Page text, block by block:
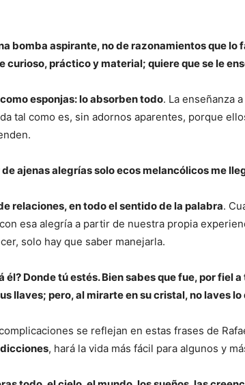
bomba aspirante, no de razonamientos que lo
curioso, práctico y material; quiere que se le
esponjas: lo absorben todo. La enseñanza
tal como es, sin adornos aparentes, porque
ajenas alegrías solo ecos melancólicos me
relaciones, en todo el sentido de la palabra.
esa alegría a partir de nuestra propia
solo hay que saber manejarla.
él? Donde tú estés. Bien sabes que fue, por fiel
llaves; pero, al mirarte en su cristal, no laves
se reflejan en estas frases de
, hará la vida más fácil para algunos y